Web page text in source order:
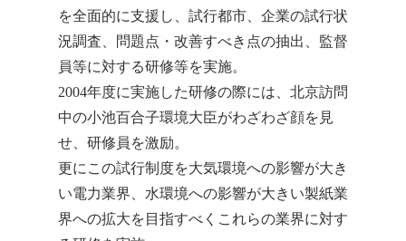
を全面的に支援し、試行都市、企業の試行状
況調査、問題点・改善すべき点の抽出、監督
員等に対する研修等を実施。
2004年度に実施した研修の際には、北京訪問
中の小池百合子環境大臣がわざわざ顔を見
せ、研修員を激励。
更にこの試行制度を大気環境への影響が大き
い電力業界、水環境への影響が大きい製紙業
界への拡大を目指すべくこれらの業界に対す